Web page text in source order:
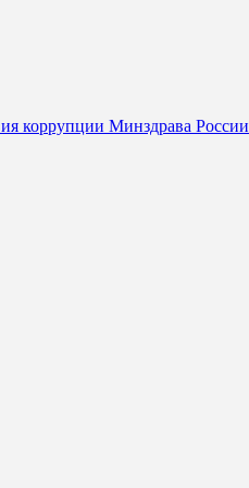
коррупции Минздрава России